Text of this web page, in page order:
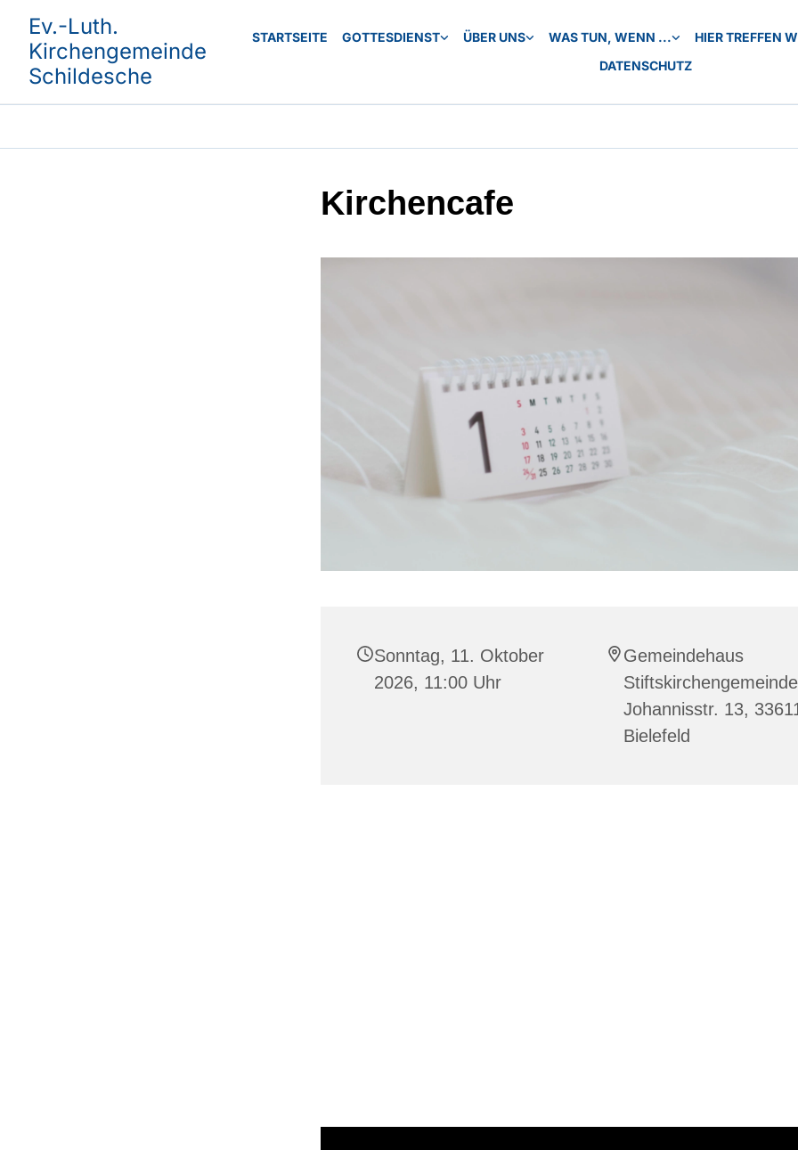
Ev.-Luth.
Kirchengemeinde
Schildesche
STARTSEITE GOTTESDIENST ÜBER UNS WAS TUN, WENN ...
HIER TREFFEN
DATENSCHUTZ
Kirchencafe
Sonntag, 11. Oktober
2026, 11:00 Uhr
Gemeindehaus
Johannisstr. 13,
Bielefeld